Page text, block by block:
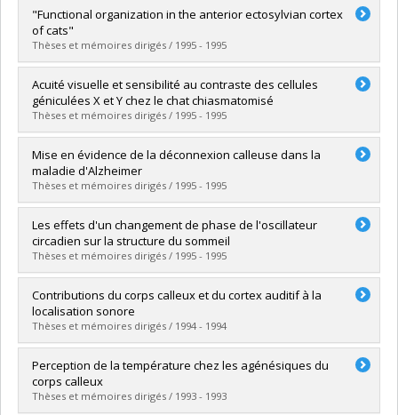
Graduate :Provençal, Christiane
Cycle :Doctoral
Grade :Ph. D.
Lien vers le document dans Papyrus
"Functional organization in the anterior ectosylvian cortex
of cats"
Thèses et mémoires dirigés / 1995 - 1995
Graduate :Jiang, Huai
Cycle :Doctoral
Grade :Ph. D.
Lien vers le document dans Papyrus
Acuité visuelle et sensibilité au contraste des cellules
géniculées X et Y chez le chat chiasmatomisé
Thèses et mémoires dirigés / 1995 - 1995
Graduate :Villalobos, Carlos-Alfredo
Cycle :Master's
Grade :M. Sc.
Lien vers le document dans Papyrus
Mise en évidence de la déconnexion calleuse dans la
maladie d'Alzheimer
Thèses et mémoires dirigés / 1995 - 1995
Graduate :Lakmache, Yamina
Cycle :Doctoral
Grade :Ph. D.
Lien vers le document dans Papyrus
Les effets d'un changement de phase de l'oscillateur
circadien sur la structure du sommeil
Thèses et mémoires dirigés / 1995 - 1995
Graduate :Carrier, Julie
Cycle :Doctoral
Grade :Ph. D.
Lien vers le document dans Papyrus
Contributions du corps calleux et du cortex auditif à la
localisation sonore
Thèses et mémoires dirigés / 1994 - 1994
Graduate :Poirier, Pierre
Cycle :Doctoral
Grade :Ph. D.
Lien vers le document dans Papyrus
Perception de la température chez les agénésiques du
corps calleux
Thèses et mémoires dirigés / 1993 - 1993